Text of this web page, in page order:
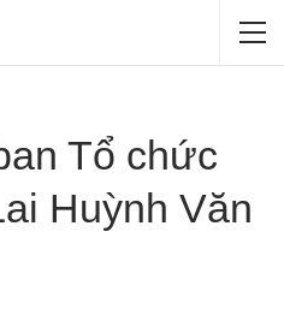
Tổ chức
Huỳnh Văn